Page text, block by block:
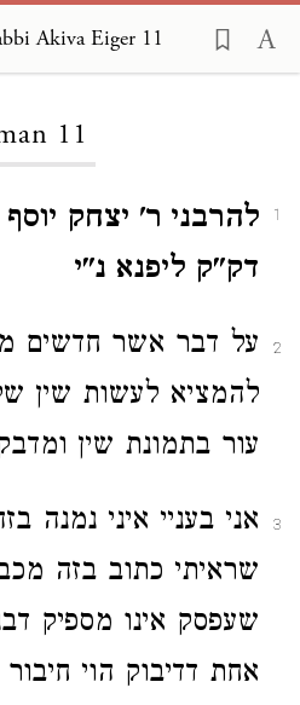
Akiva Eiger 11
11
1
להרבני ר' יצחק
דק"ק ליפנא נ"י
2
על דבר אשר חדשים
להמציא לעשות שין
עור בתמונת שין
3
אני בעניי איני נמנה
שראיתי כתוב בזה
שעפסק אינו מספיק
אחת דדיבוק הוי